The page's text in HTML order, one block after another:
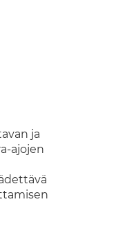
ja
ajojen